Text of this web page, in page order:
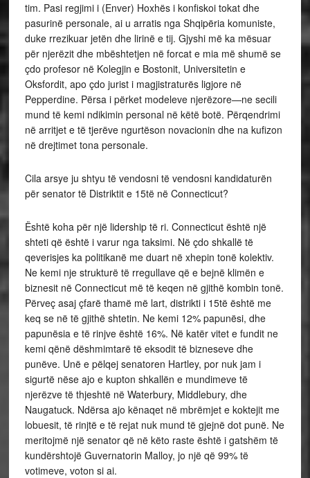
tim. Pasi regjimi i (Enver) Hoxhës i konfiskoi tokat dhe
pasurinë personale, ai u arratis nga Shqipëria komuniste,
duke rrezikuar jetën dhe lirinë e tij. Gjyshi më ka mësuar
për njerëzit dhe mbështetjen në forcat e mia më shumë se
çdo profesor në Kolegjin e Bostonit, Universitetin e
Oksfordit, apo çdo jurist i magjistraturës ligjore në
Pepperdine. Përsa i përket modeleve njerëzore—ne secili
mund të kemi ndikimin personal në këtë botë. Përqendrimi
në arritjet e të tjerëve ngurtëson novacionin dhe na kufizon
në drejtimet tona personale.
Cila arsye ju shtyu të vendosni të vendosni kandidaturën
për senator të Distriktit e 15të në Connecticut?
Është koha për një lidership të ri. Connecticut është një
shteti që është i varur nga taksimi. Në çdo shkallë të
qeverisjes ka politikanë me duart në xhepin tonë kolektiv.
Ne kemi nje strukturë të rregullave që e bejnë klimën e
biznesit në Connecticut më të keqen në gjithë kombin tonë.
Përveç asaj çfarë thamë më lart, distrikti i 15të është me
keq se në të gjithë shtetin. Ne kemi 12% papunësi, dhe
papunësia e të rinjve është 16%. Në katër vitet e fundit ne
kemi qënë dëshmimtarë të eksodit të bizneseve dhe
punëve. Unë e pëlqej senatoren Hartley, por nuk jam i
sigurtë nëse ajo e kupton shkallën e mundimeve të
njerëzve të thjeshtë në Waterbury, Middlebury, dhe
Naugatuck. Ndërsa ajo kënaqet në mbrëmjet e koktejit me
lobuesit, të rinjtë e të rejat nuk mund të gjejnë dot punë. Ne
meritojmë një senator që në këto raste është i gatshëm të
kundërshtojë Guvernatorin Malloy, jo një që 99% të
votimeve, voton si ai.